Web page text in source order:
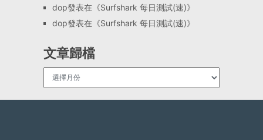
dop發表在《Surfshark 每日測試(速)》
dop發表在《Surfshark 每日測試(速)》
文章歸檔